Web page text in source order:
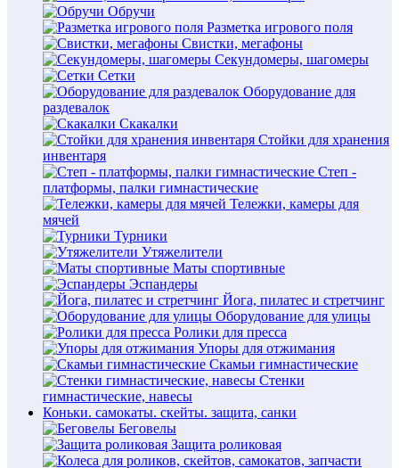
Обручи
Разметка игрового поля
Свистки, мегафоны
Секундомеры, шагомеры
Сетки
Оборудование для
раздевалок
Скакалки
Стойки для хранения
инвентаря
Степ -
платформы, палки гимнастические
Тележки, камеры для
мячей
Турники
Утяжелители
Маты спортивные
Эспандеры
Йога, пилатес и стретчинг
Оборудование для улицы
Ролики для пресса
Упоры для отжимания
Скамьи гимнастические
Стенки
гимнастические, навесы
Коньки. самокаты. скейты. защита, санки
Беговелы
Защита роликовая